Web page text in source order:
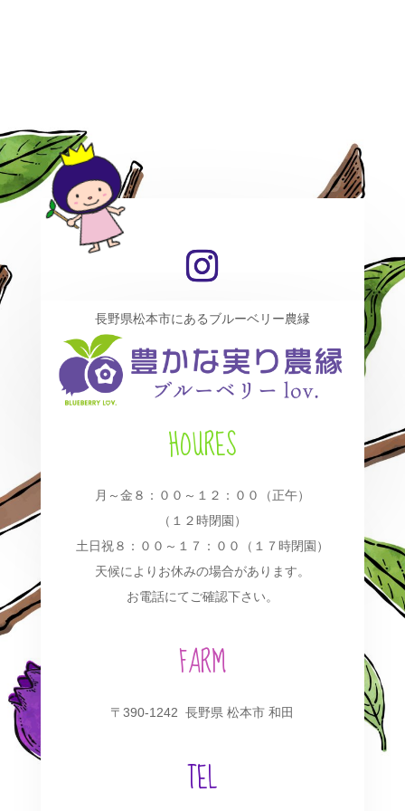
長野県松本市にあるブルーベリー農縁
HOURES
月～金８：００～１２：００（正午）
（１２時閉園）
土日祝８：００～１７：００（１７時閉園）
天候によりお休みの場合があります。
お電話にてご確認下さい。
FARM
〒390-1242 長野県 松本市 和田
TEL